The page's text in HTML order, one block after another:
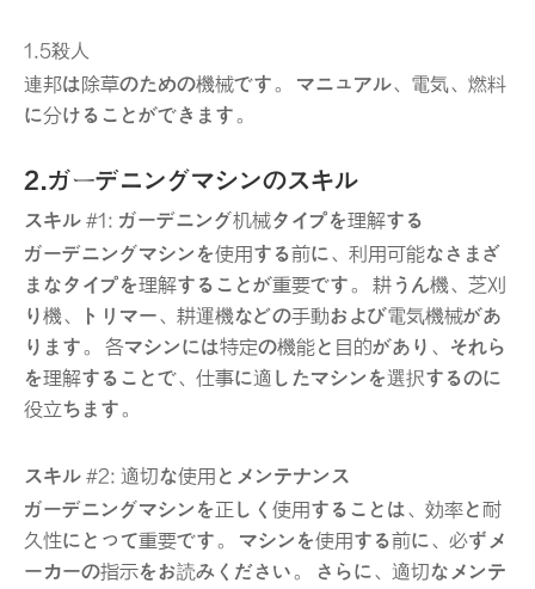
1.5殺人
連邦は除草のための機械です。 マニュアル、電気、燃料
に分けることができます。
2.ガーデニングマシンのスキル
スキル #1: ガーデニング机械タイプを理解する
ガーデニングマシンを使用する前に、利用可能なさまざ
まなタイプを理解することが重要です。 耕うん機、芝刈
り機、トリマー、耕運機などの手動および電気機械があ
ります。 各マシンには特定の機能と目的があり、それら
を理解することで、仕事に適したマシンを選択するのに
役立ちます。
スキル #2: 適切な使用とメンテナンス
ガーデニングマシンを正しく使用することは、効率と耐
久性にとって重要です。 マシンを使用する前に、必ずメ
ーカーの指示をお読みください。 さらに、適切なメンテ